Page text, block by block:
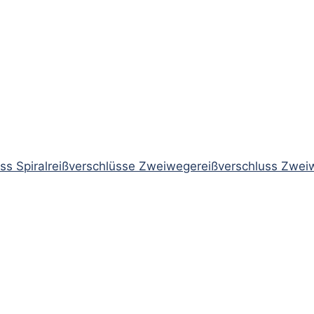
Spiralreißverschlüsse Zweiwegereißverschluss